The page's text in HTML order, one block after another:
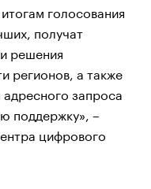
голосования
получат
решения
регионов, а также
запроса
поддержку», –
цифрового